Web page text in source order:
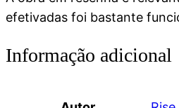
efetivadas foi bastante
Informação adicional